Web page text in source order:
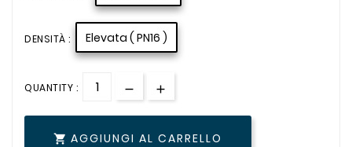
DENSITÀ : Elevata ( PN16 )
QUANTITY :
 AGGIUNGI AL CARRELLO